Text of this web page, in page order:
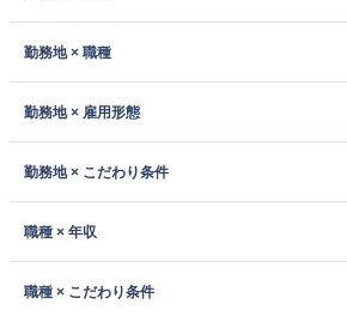
勤務地 × 職種
勤務地 × 雇用形態
勤務地 × こだわり条件
職種 × 年収
職種 × こだわり条件